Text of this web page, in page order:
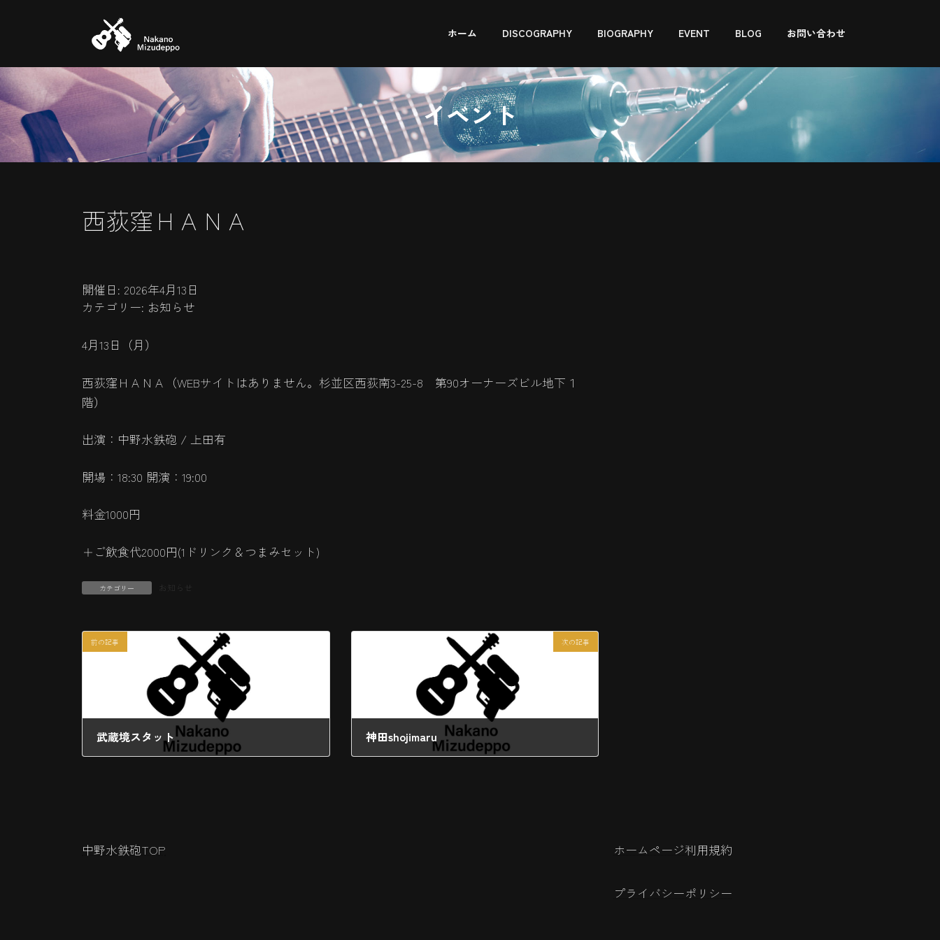
ツ
へ
ス
キ
ッ
プ
シ
ョ
ン
に
移
動
ホーム DISCOGRAPHY BIOGRAPHY EVENT BLOG お問い合わせ
イベント
西荻窪ＨＡＮＡ
開催日: 2026年4月13日
カテゴリー: お知らせ
4月13日（月）
西荻窪ＨＡＮＡ（WEBサイトはありません。杉並区西荻南3-25-8 第90オーナーズビル地下１
階）
出演：中野水鉄砲 / 上田有
開場：18:30 開演：19:00
料金1000円
＋ご飲食代2000円(1ドリンク＆つまみセット)
カテゴリー お知らせ
前の記事
武蔵境スタット
2025年12月15日
次の記事
神田shojimaru
2026年4月3日
中野水鉄砲TOP ホームページ利用規約
プライバシーポリシー